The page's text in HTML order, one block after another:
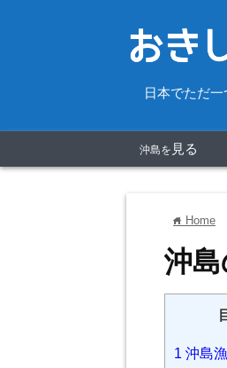
日本でただ
沖島を 見る
home Home
沖
1 沖島